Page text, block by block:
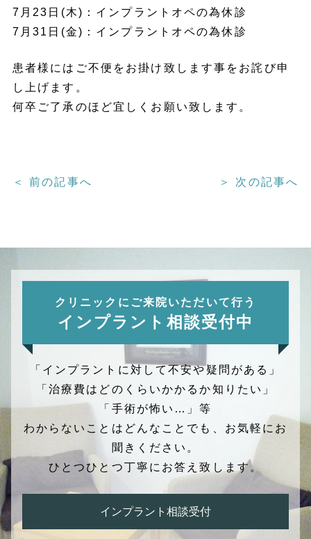
7月23日(木)：インプラントオペの為休診
7月31日(金)：インプラントオペの為休診
患者様にはご不便をお掛け致します事をお詫び申
し上げます。
何卒ご了承のほど宜しくお願い致します。
＜ 前の記事へ ＞ 次の記事へ
クリニックにご来院いただいて行う
インプラント相談受付中
「インプラントに対して不安や疑問がある」
「治療費はどのくらいかかるか知りたい」
「手術が怖い…」等
わからないことはどんなことでも、お気軽にお
聞きください。
ひとつひとつ丁寧にお答え致します。
インプラント相談受付